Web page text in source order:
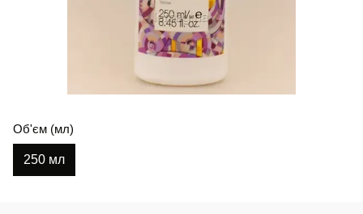
Об'єм (мл)
250 мл